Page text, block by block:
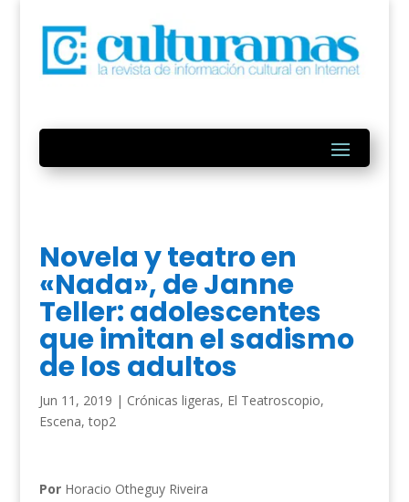
Novela y teatro en
«Nada», de Janne
Teller: adolescentes
que imitan el sadismo
de los adultos
Jun 11, 2019 | Crónicas ligeras, El Teatroscopio,
Escena,top2
PorHoracio Otheguy Riveira